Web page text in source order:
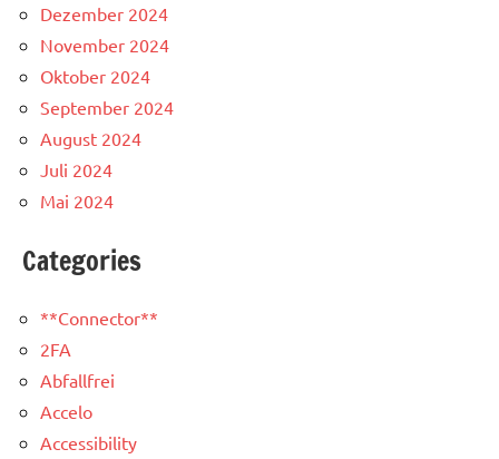
Dezember 2024
November 2024
Oktober 2024
September 2024
August 2024
Juli 2024
Mai 2024
Categories
**Connector**
2FA
Abfallfrei
Accelo
Accessibility